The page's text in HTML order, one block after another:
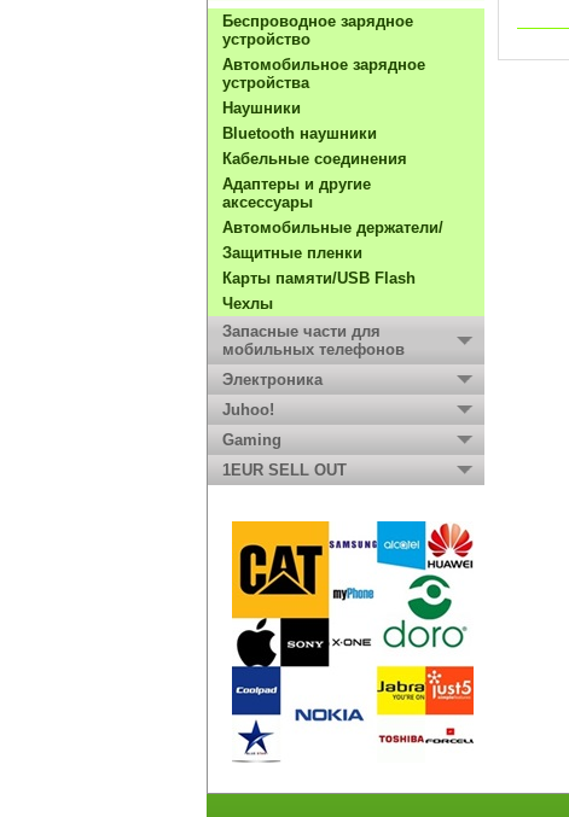
Беспроводное зарядное
устройство
Автомобильное зарядное
устройства
Hаушники
Bluetooth наушники
Кабельные соединения
Адаптеры и другие
аксессуары
Автомобильные держатели/
Защитные пленки
Карты памяти/USB Flash
Чехлы
Запасные части для
мобильных телефонов
Электроника
Juhoo!
Gaming
1EUR SELL OUT